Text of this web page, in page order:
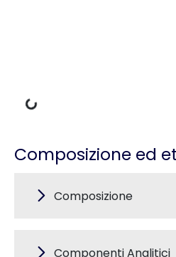
Dati di carico
Composizione ed
Composizione
Componenti Analitici